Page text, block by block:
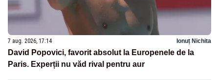
7 aug. 2026, 17:14 Ionuț Nichita
David Popovici, favorit absolut la Europenele de la
Paris. Experții nu văd rival pentru aur